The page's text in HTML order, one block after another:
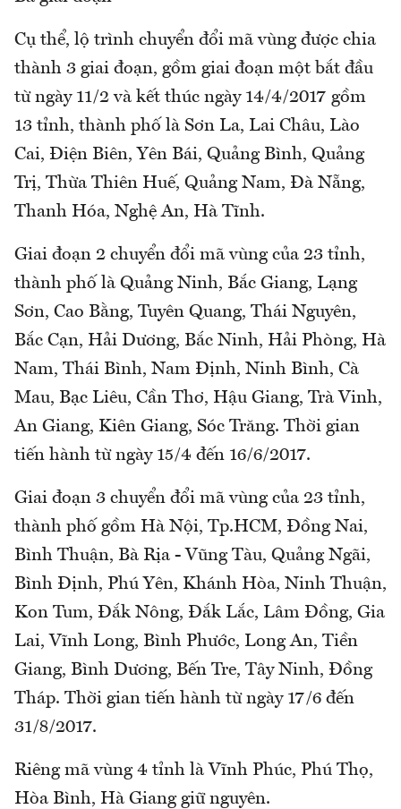
Cụ thể, lộ trình chuyển đổi mã vùng được chia
thành 3 giai đoạn, gồm giai đoạn một bắt đầu
từ ngày 11/2 và kết thúc ngày 14/4/2017 gồm
13 tỉnh, thành phố là Sơn La, Lai Châu, Lào
Cai, Điện Biên, Yên Bái, Quảng Bình, Quảng
Trị, Thừa Thiên Huế, Quảng Nam, Đà Nẵng,
Thanh Hóa, Nghệ An, Hà Tĩnh.
Giai đoạn 2 chuyển đổi mã vùng của 23 tỉnh,
thành phố là Quảng Ninh, Bắc Giang, Lạng
Sơn, Cao Bằng, Tuyên Quang, Thái Nguyên,
Bắc Cạn, Hải Dương, Bắc Ninh, Hải Phòng, Hà
Nam, Thái Bình, Nam Định, Ninh Bình, Cà
Mau, Bạc Liêu, Cần Thơ, Hậu Giang, Trà Vinh,
An Giang, Kiên Giang, Sóc Trăng. Thời gian
tiến hành từ ngày 15/4 đến 16/6/2017.
Giai đoạn 3 chuyển đổi mã vùng của 23 tỉnh,
thành phố gồm Hà Nội, Tp.HCM, Đồng Nai,
Bình Thuận, Bà Rịa - Vũng Tàu, Quảng Ngãi,
Bình Định, Phú Yên, Khánh Hòa, Ninh Thuận,
Kon Tum, Đắk Nông, Đắk Lắc, Lâm Đồng, Gia
Lai, Vĩnh Long, Bình Phước, Long An, Tiền
Giang, Bình Dương, Bến Tre, Tây Ninh, Đồng
Tháp. Thời gian tiến hành từ ngày 17/6 đến
31/8/2017.
Riêng mã vùng 4 tỉnh là Vĩnh Phúc, Phú Thọ,
Hòa Bình, Hà Giang giữ nguyên.